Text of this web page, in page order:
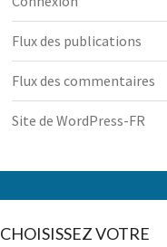
Flux des publications
Flux des commentaires
Site de WordPress-FR
CHOISISSEZ VOTRE